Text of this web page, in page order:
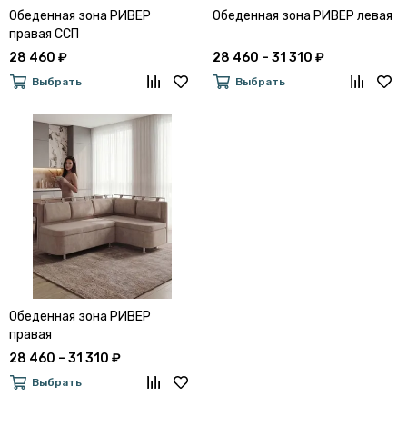
Обеденная зона РИВЕР
правая ССП
28 460 ₽
Выбрать
Обеденная зона РИВЕР левая
28 460 – 31 310 ₽
Выбрать
Обеденная зона РИВЕР
правая
28 460 – 31 310 ₽
Выбрать